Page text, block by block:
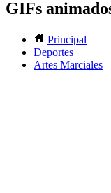
GIFs
Principal
Deportes
Artes Marciales